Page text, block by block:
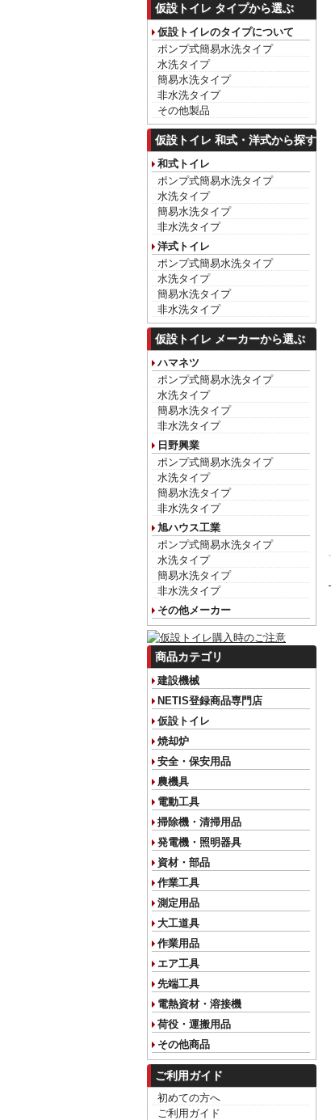
仮設トイレ タイプから選ぶ
仮設トイレのタイプについて
ポンプ式簡易水洗タイプ
水洗タイプ
簡易水洗タイプ
非水洗タイプ
その他製品
仮設トイレ 和式・洋式から探す
和式トイレ
ポンプ式簡易水洗タイプ
水洗タイプ
簡易水洗タイプ
非水洗タイプ
洋式トイレ
ポンプ式簡易水洗タイプ
水洗タイプ
簡易水洗タイプ
非水洗タイプ
仮設トイレ メーカーから選ぶ
ハマネツ
ポンプ式簡易水洗タイプ
水洗タイプ
簡易水洗タイプ
非水洗タイプ
日野興業
ポンプ式簡易水洗タイプ
水洗タイプ
簡易水洗タイプ
非水洗タイプ
旭ハウス工業
ポンプ式簡易水洗タイプ
水洗タイプ
簡易水洗タイプ
非水洗タイプ
その他メーカー
商品カテゴリ
建設機械
NETIS登録商品専門店
仮設トイレ
焼却炉
安全・保安用品
農機具
電動工具
掃除機・清掃用品
発電機・照明器具
資材・部品
作業工具
測定用品
大工道具
作業用品
エア工具
先端工具
電熱資材・溶接機
荷役・運搬用品
その他商品
ご利用ガイド
初めての方へ
ご利用ガイド